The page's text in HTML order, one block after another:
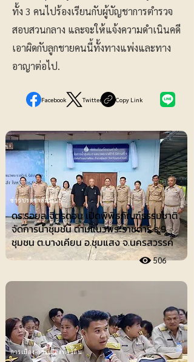
ทั้ง 3 คนไปร้องเรียนกับผู้บัญชาการตำรวจ
สอบสวนกลาง และจะให้แจ้งความดำเนินคดี
เอาผิดกับลูกชายคนนี้ทั้งทางแพ่งและทาง
อาญาต่อไป.
Facebook Twitter Copy Link
ข่าวประชาสัมพันธ์
ดร.รอยล จิตรดอน เปิดพิพิธภัณฑ์ธรรมชาติ
จัดการน้ำชุมชน ตามแนวพระราชดำริ ร.9
ชุมชน ต.บางเคียน อ.ชุมแสง จ.นครสวรรค์
506
การเมือง-การเมืองท้องถิ่น